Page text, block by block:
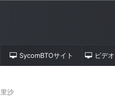
SycomBTOサイト ビデ
沙